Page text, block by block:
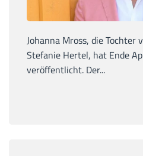
Johanna Mross, die Tochter
Stefanie Hertel, hat Ende
veröffentlicht. Der...